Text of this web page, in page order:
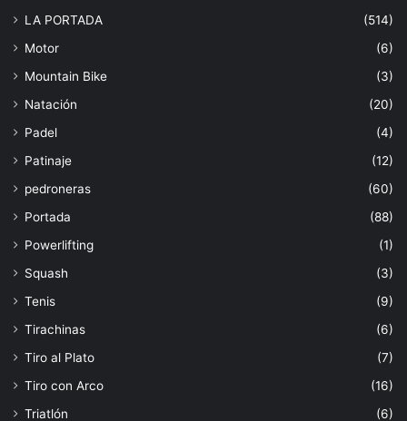
LA PORTADA
(514)
Motor
(6)
Mountain Bike
(3)
Natación
(20)
Padel
(4)
Patinaje
(12)
pedroneras
(60)
Portada
(88)
Powerlifting
(1)
Squash
(3)
Tenis
(9)
Tirachinas
(6)
Tiro al Plato
(7)
Tiro con Arco
(16)
Triatlón
(6)